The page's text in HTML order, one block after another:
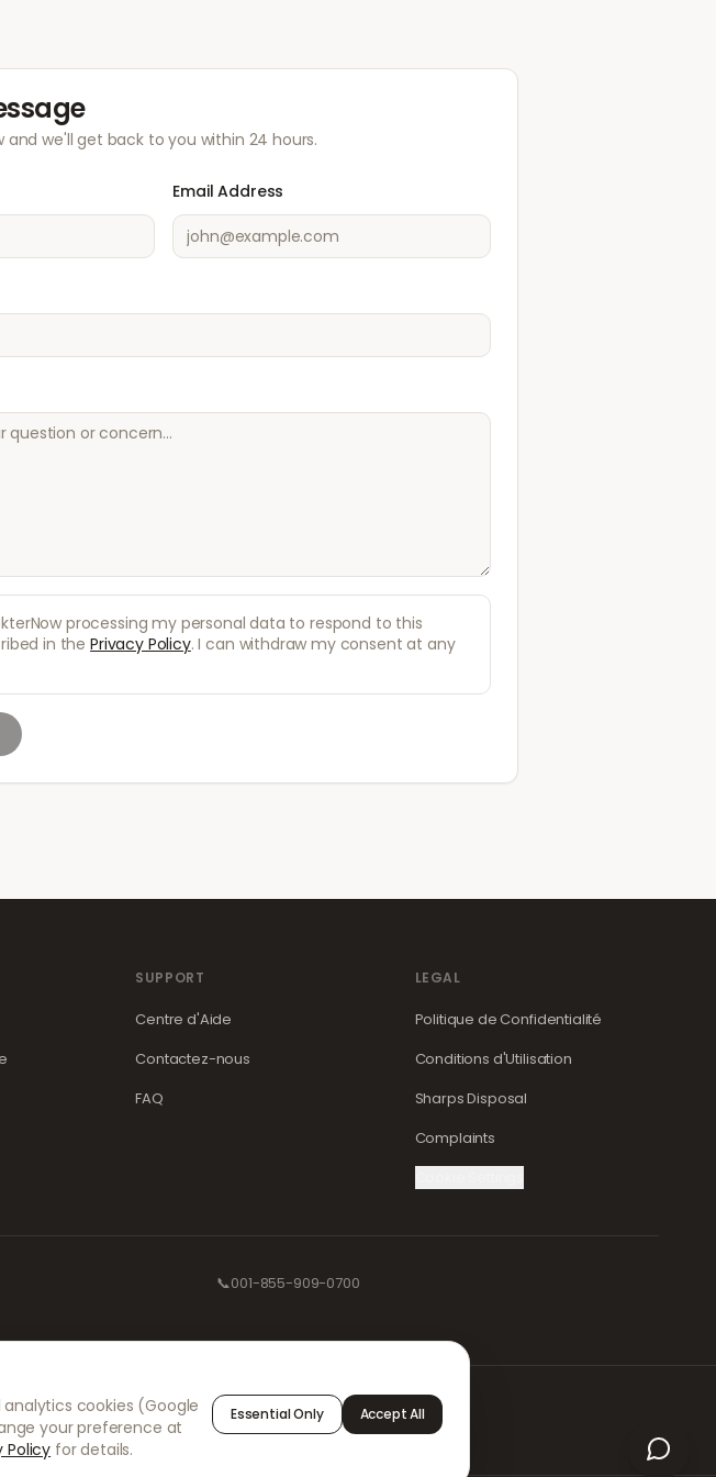
and we'll get back to you within 24 hours.
Email Address
processing my personal data to respond to this
in the Privacy Policy. I can withdraw my consent at any
SUPPORT
Centre d'Aide
Contactez-nous
FAQ
LEGAL
Politique de Confidentialité
Conditions d'Utilisation
Sharps Disposal
Complaints
📞001-855-909-0700
de santé expérimentés pour
agréés assurent l'ensemble des
cookies (Google
your preference at
Policy for details.
Essential Only Accept All